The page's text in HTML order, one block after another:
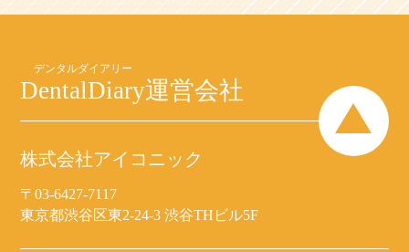
DentalDiary運営会社
株式会社アイコニック
〒03-6427-7117
東京都渋谷区東2-24-3 渋谷THビル5F